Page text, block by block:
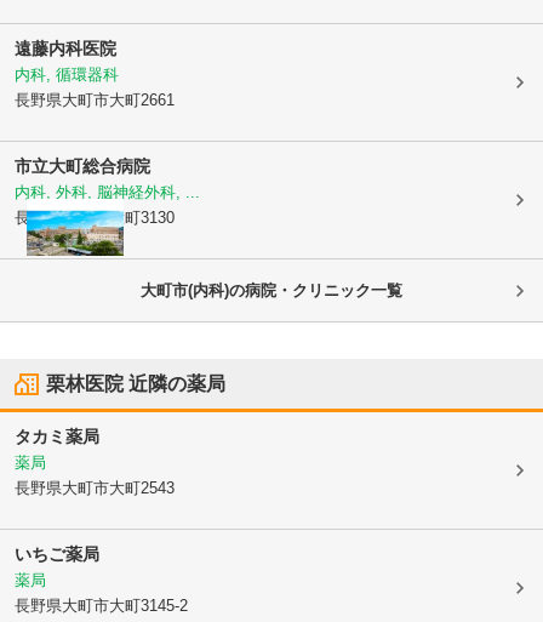
遠藤内科医院
内科, 循環器科
長野県大町市大町2661
市立大町総合病院
内科, 外科, 脳神経外科, ...
長野県大町市大町3130
大町市(内科)の病院・クリニック一覧
栗林医院近隣の薬局
タカミ薬局
薬局
長野県大町市大町2543
いちご薬局
薬局
長野県大町市大町3145-2